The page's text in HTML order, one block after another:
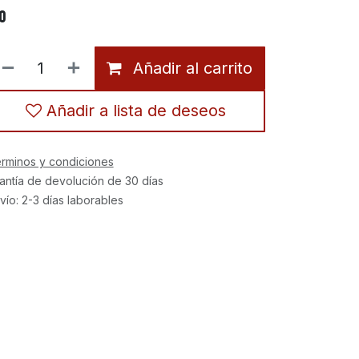
0
Añadir al carrito
Añadir a lista de deseos
y condiciones
de devolución de 30 días
2-3 días laborables